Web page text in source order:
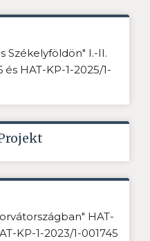
Székelyföldön" I.-II.
HAT-KP-1-2025/1-
HAT-
KP-1-2023/1-001745